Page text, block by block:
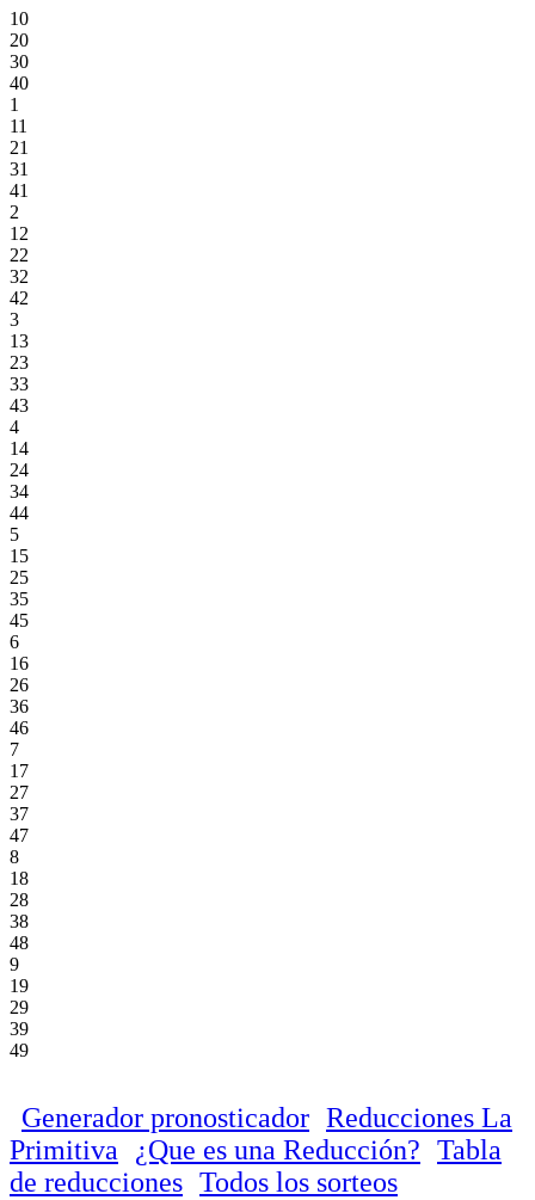
10
20
30
40
1
11
21
31
41
2
12
22
32
42
3
13
23
33
43
4
14
24
34
44
5
15
25
35
45
6
16
26
36
46
7
17
27
37
47
8
18
28
38
48
9
19
29
39
49
Generador pronosticador Reducciones La
Primitiva
¿Que es una Reducción? Tabla
de reducciones Todos los sorteos